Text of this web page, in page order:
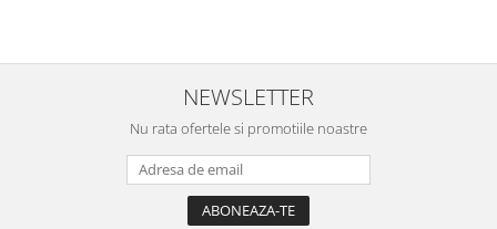
NEWSLETTER
Nu rata ofertele si promotiile noastre